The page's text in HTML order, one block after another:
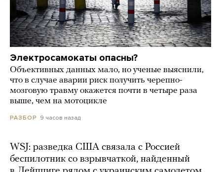
Электросамокаты опасны?
Объективных данных мало, но ученые выяснили,
что в случае аварии риск получить черепно-
мозговую травму окажется почти в четыре раза
выше, чем на мотоцикле
РАЗБОР 9 часов назад
WSJ: разведка США связала с Россией
беспилотник со взрывчаткой, найденный